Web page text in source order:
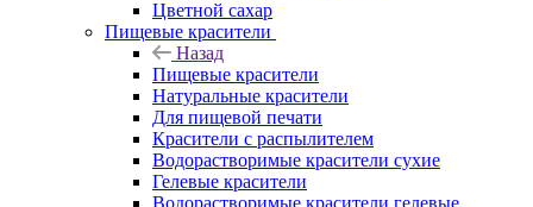
Цветной сахар
Пищевые красители
Назад
Пищевые красители
Натуральные красители
Для пищевой печати
Красители с распылителем
Водорастворимые красители сухие
Гелевые красители
Водорастворимые красители гелевые